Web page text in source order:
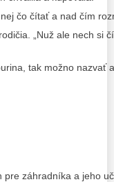
čo čítať a nad čím
„Nuž ale nech si
tak možno nazvať
záhradníka a jeho